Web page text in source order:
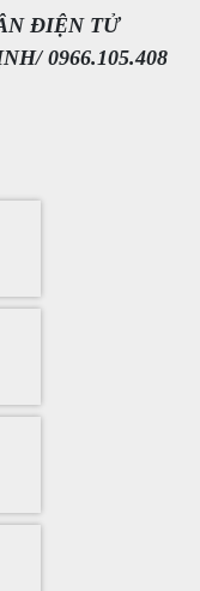
ĐIỆN TỬ
0966.105.408